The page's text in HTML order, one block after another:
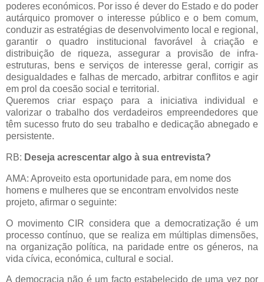
poderes económicos. Por isso é dever do Estado e do poder
autárquico promover o interesse público e o bem comum,
conduzir as estratégias de desenvolvimento local e regional,
garantir o quadro institucional favorável à criação e
distribuição de riqueza, assegurar a provisão de infra-
estruturas, bens e serviços de interesse geral, corrigir as
desigualdades e falhas de mercado, arbitrar conflitos e agir
em prol da coesão social e territorial.
Queremos criar espaço para a iniciativa individual e
valorizar o trabalho dos verdadeiros empreendedores que
têm sucesso fruto do seu trabalho e dedicação abnegado e
persistente.
RB: Deseja acrescentar algo à sua entrevista?
AMA: Aproveito esta oportunidade para, em nome dos
homens e mulheres que se encontram envolvidos neste
projeto, afirmar o seguinte:
O movimento CIR considera que a democratização é um
processo contínuo, que se realiza em múltiplas dimensões,
na organização política, na paridade entre os géneros, na
vida cívica, económica, cultural e social.
A democracia não é um facto estabelecido de uma vez por